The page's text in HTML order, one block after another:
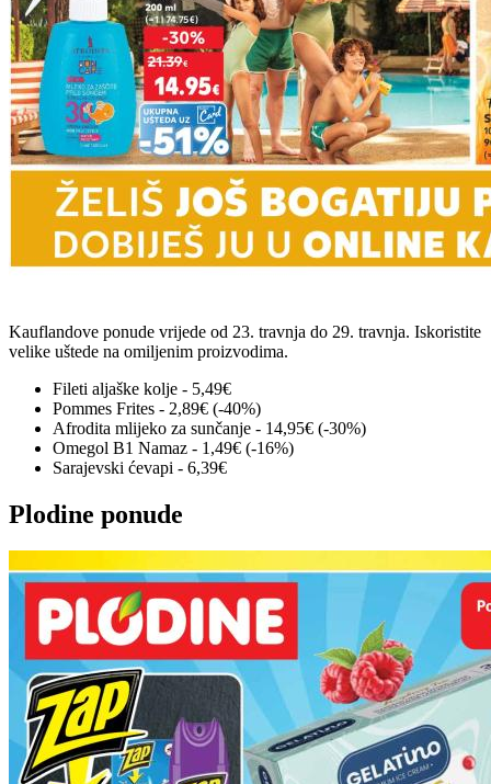
Kauflandove ponude vrijede od 23. travnja do 29. travnja. Iskoristite
velike uštede na omiljenim proizvodima.
Fileti aljaške kolje - 5,49€
Pommes Frites - 2,89€ (-40%)
Afrodita mlijeko za sunčanje - 14,95€ (-30%)
Omegol B1 Namaz - 1,49€ (-16%)
Sarajevski ćevapi - 6,39€
Plodine ponude